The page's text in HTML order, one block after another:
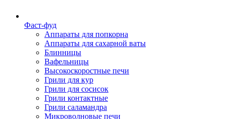
Фаст-фуд
Аппараты для попкорна
Аппараты для сахарной ваты
Блинницы
Вафельницы
Высокоскоростные печи
Грили для кур
Грили для сосисок
Грили контактные
Грили саламандра
Микроволновые печи